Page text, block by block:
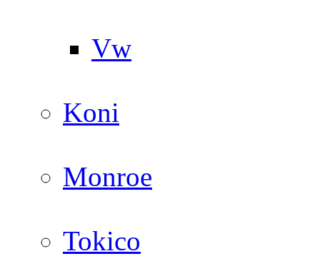
Vw
Koni
Monroe
Tokico